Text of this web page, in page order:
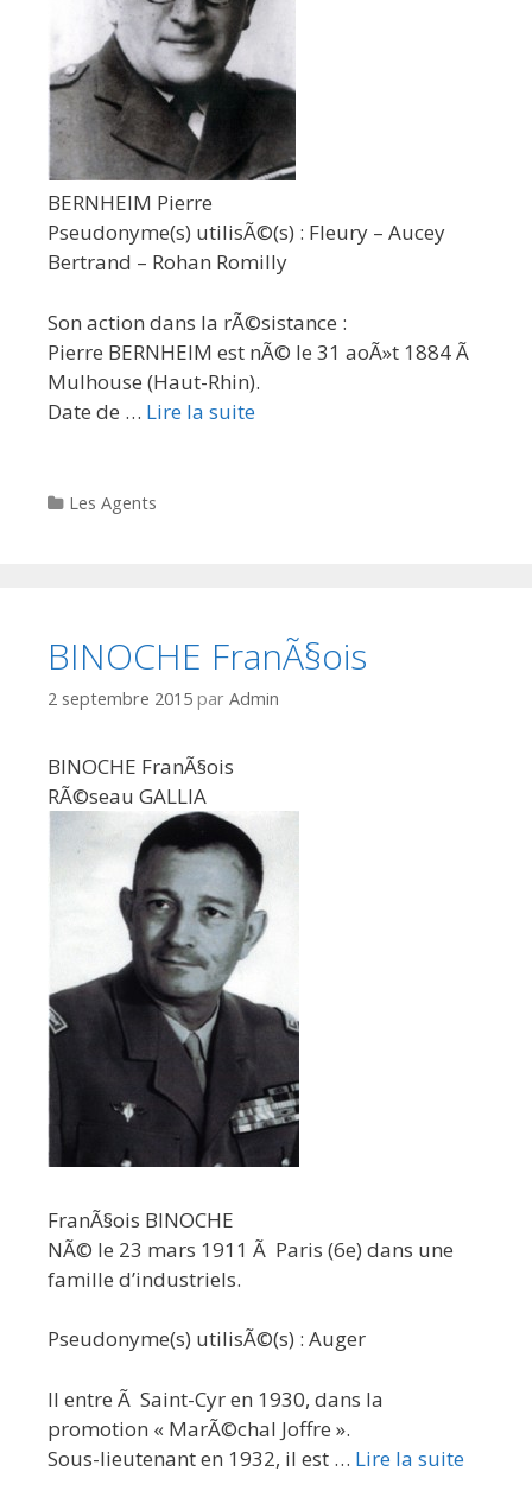
BERNHEIM Pierre
Pseudonyme(s) utilisÃ©(s) : Fleury – Aucey
Bertrand – Rohan Romilly
Son action dans la rÃ©sistance :
Pierre BERNHEIM est nÃ© le 31 aoÃ»t 1884 Ã
Mulhouse (Haut-Rhin).
Date de … Lire la suite
Categories
Les Agents
BINOCHE FranÃ§ois
2 septembre 2015 par Admin
BINOCHE FranÃ§ois
RÃ©seau GALLIA
FranÃ§ois BINOCHE
NÃ© le 23 mars 1911 Ã Paris (6e) dans une
famille d’industriels.
Pseudonyme(s) utilisÃ©(s) : Auger
Il entre Ã Saint-Cyr en 1930, dans la
promotion « MarÃ©chal Joffre ».
Sous-lieutenant en 1932, il est … Lire la suite